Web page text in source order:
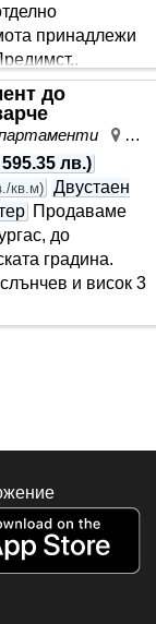
принадлежи
до
лв.)
кв.м) Двустаен
Продаваме
до
градина.
и висок 3